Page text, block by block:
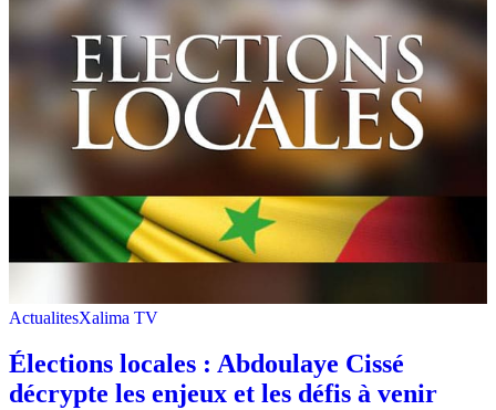
ActualitesXalima TV
Élections locales : Abdoulaye Cissé
décrypte les enjeux et les défis à venir